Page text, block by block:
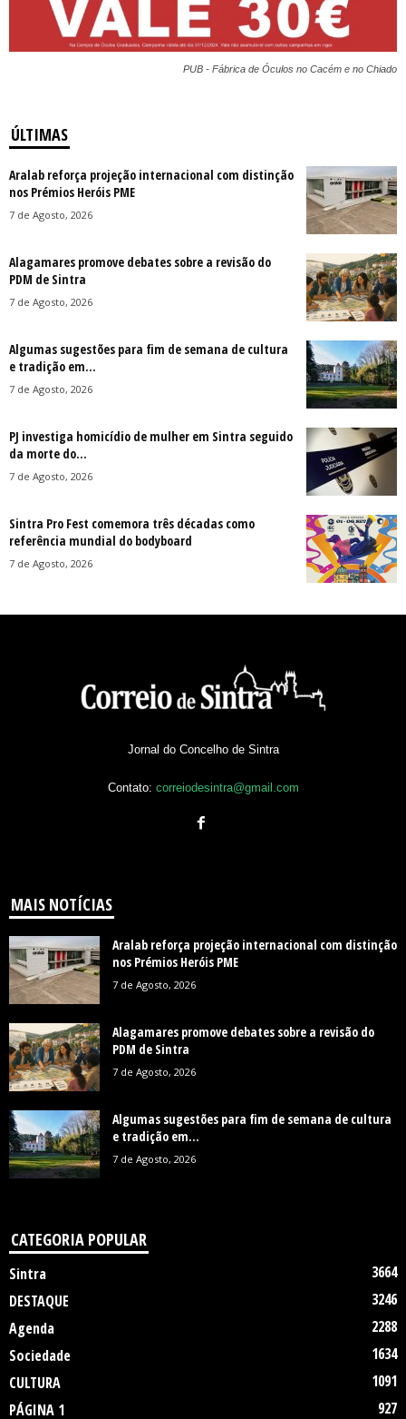
PUB - Fábrica de Óculos no Cacém e no Chiado
ÚLTIMAS
Aralab reforça projeção internacional com distinção
nos Prémios Heróis PME
7 de Agosto, 2026
Alagamares promove debates sobre a revisão do
PDM de Sintra
7 de Agosto, 2026
Algumas sugestões para fim de semana de cultura
e tradição em...
7 de Agosto, 2026
PJ investiga homicídio de mulher em Sintra seguido
da morte do...
7 de Agosto, 2026
Sintra Pro Fest comemora três décadas como
referência mundial do bodyboard
7 de Agosto, 2026
Jornal do Concelho de Sintra
Contato: correiodesintra@gmail.com
MAIS NOTÍCIAS
Aralab reforça projeção internacional com distinção
nos Prémios Heróis PME
7 de Agosto, 2026
Alagamares promove debates sobre a revisão do
PDM de Sintra
7 de Agosto, 2026
Algumas sugestões para fim de semana de cultura
e tradição em...
7 de Agosto, 2026
CATEGORIA POPULAR
Sintra
3664
DESTAQUE
3246
Agenda
2288
Sociedade
1634
CULTURA
1091
PÁGINA 1
927